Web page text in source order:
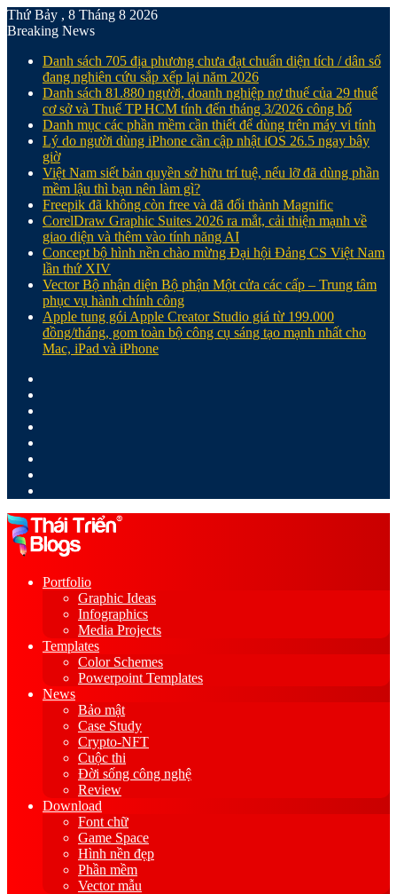
Thứ Bảy , 8 Tháng 8 2026
Breaking News
Danh sách 705 địa phương chưa đạt chuẩn diện tích / dân số
đang nghiên cứu sắp xếp lại năm 2026
Danh sách 81.880‬ người, doanh nghiệp nợ thuế của 29 thuế
cơ sở và Thuế TP HCM tính đến tháng 3/2026 công bố
Danh mục các phần mềm cần thiết để dùng trên máy vi tính
Lý do người dùng iPhone cần cập nhật iOS 26.5 ngay bây
giờ
Việt Nam siết bản quyền sở hữu trí tuệ, nếu lỡ đã dùng phần
mềm lậu thì bạn nên làm gì?
Freepik đã không còn free và đã đổi thành Magnific
CorelDraw Graphic Suites 2026 ra mắt, cải thiện mạnh về
giao diện và thêm vào tính năng AI
Concept bộ hình nền chào mừng Đại hội Đảng CS Việt Nam
lần thứ XIV
Vector Bộ nhận diện Bộ phận Một cửa các cấp – Trung tâm
phục vụ hành chính công
Apple tung gói Apple Creator Studio giá từ 199.000
đồng/tháng, gom toàn bộ công cụ sáng tạo mạnh nhất cho
Mac, iPad và iPhone
Portfolio
Graphic Ideas
Infographics
Media Projects
Templates
Color Schemes
Powerpoint Templates
News
Bảo mật
Case Study
Crypto-NFT
Cuộc thi
Đời sống công nghệ
Review
Download
Font chữ
Game Space
Hình nền đẹp
Phần mềm
Vector mẫu